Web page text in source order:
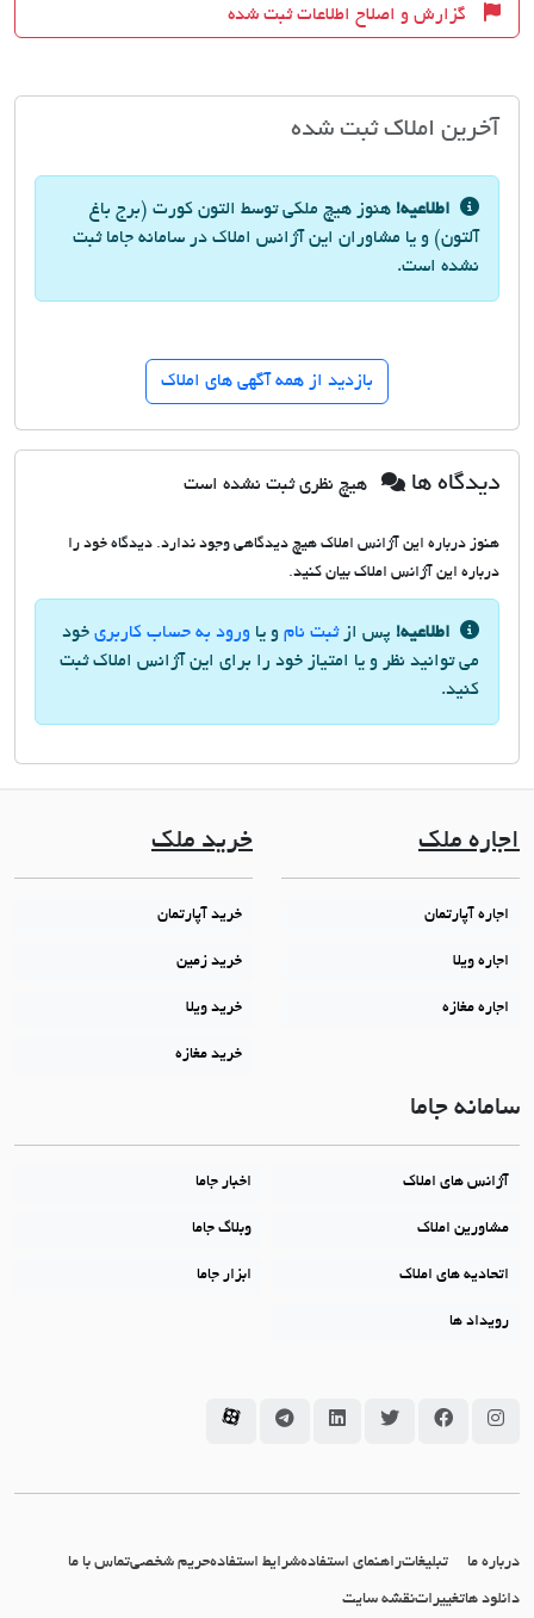
گزارش و اصلاح اطلاعات ثبت شده
آخرین املاک ثبت شده
اطلاعیه! هنوز هیچ ملکی توسط التون کورت (برج باغ
آلتون) و یا مشاوران این آژانس املاک در سامانه جاما ثبت
نشده است.
بازدید از همه آگهی های املاک
دیدگاه ها هیچ نظری ثبت نشده است
هنوز درباره این آژانس املاک هیچ دیدگاهی وجود ندارد. دیدگاه خود را
درباره این آژانس املاک بیان کنید.
اطلاعیه! پس ازثبت نام و یا ورود به حساب کاربری خود
می توانید نظر و یا امتیاز خود را برای این آژانس املاک ثبت
کنید.
اجاره ملک
اجاره آپارتمان
اجاره ویلا
اجاره مغازه
خرید ملک
خرید آپارتمان
خرید زمین
خرید ویلا
خرید مغازه
سامانه جاما
آژانس های املاک اخبار جاما
مشاورین املاک وبلاگ جاما
اتحادیه های املاک ابزار جاما
رویداد ها
سامانه جاما در اینستاگرام
سامانه جاما در فیسبوک
سامانه جاما در توئیتر
سامانه جاما در لینکداین
سامانه جاما در تلگرام
سامانه جاما در آپارات
درباره ما تبلیغاتراهنمای استفادهشرایط استفادهحریم شخصیتماس با ما
دانلود هاتغییراتنقشه سایت